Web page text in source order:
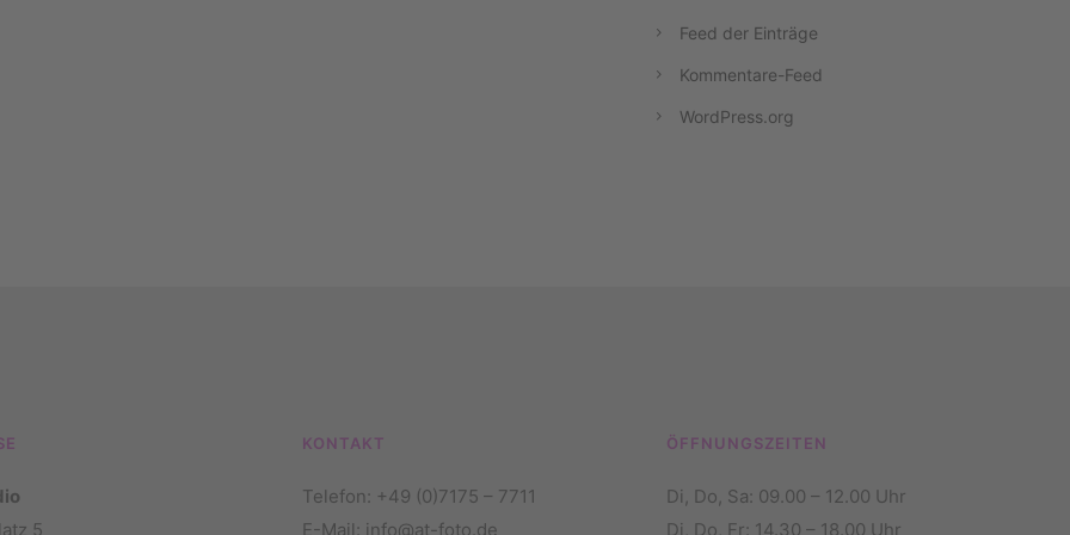
Feed der Einträge
Kommentare-Feed
WordPress.org
5
KONTAKT
Telefon: +49 (0)7175 – 7711
E-Mail: info@at-foto.de
ÖFFNUNGSZEITEN
Di, Do, Sa: 09.00 – 12.00 Uhr
Di, Do, Fr: 14.30 – 18.00 Uhr